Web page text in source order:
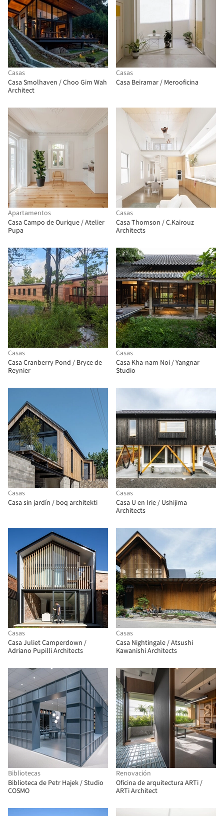
Casas
Casa Smolhaven / Choo Gim Wah
Architect
Casas
Casa Beiramar / Merooficina
Apartamentos
Casa Campo de Ourique / Atelier
Pupa
Casas
Casa Thomson / C.Kairouz
Architects
Casas
Casa Cranberry Pond / Bryce de
Reynier
Casas
Casa Kha-nam Noi / Yangnar
Studio
Casas
Casa sin jardín / boq architekti
Casas
Casa U en Irie / Ushijima
Architects
Casas
Casa Juliet Camperdown /
Adriano Pupilli Architects
Casas
Casa Nightingale / Atsushi
Kawanishi Architects
Bibliotecas
Biblioteca de Petr Hajek / Studio
COSMO
Renovación
Oficina de arquitectura ARTi /
ARTi Architect